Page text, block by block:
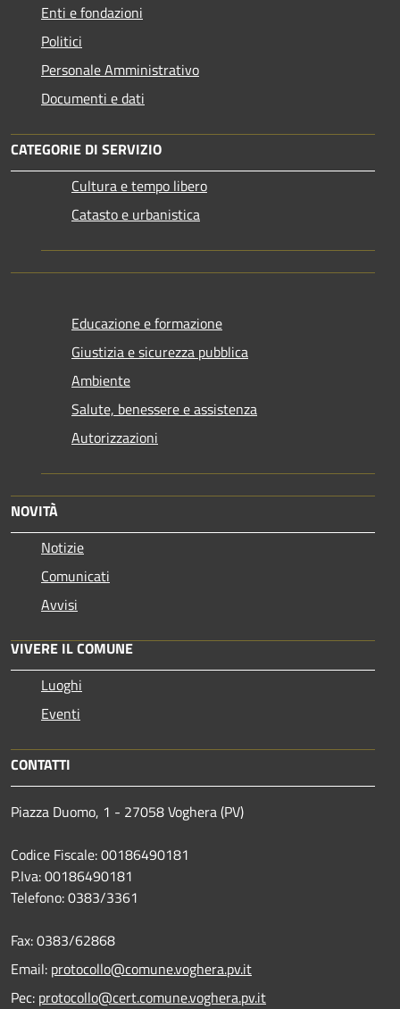
Enti e fondazioni
Politici
Personale Amministrativo
Documenti e dati
CATEGORIE DI SERVIZIO
Cultura e tempo libero
Catasto e urbanistica
Educazione e formazione
Giustizia e sicurezza pubblica
Ambiente
Salute, benessere e assistenza
Autorizzazioni
NOVITÀ
Notizie
Comunicati
Avvisi
VIVERE IL COMUNE
Luoghi
Eventi
CONTATTI
Piazza Duomo, 1 - 27058 Voghera (PV)
Codice Fiscale: 00186490181
P.Iva: 00186490181
Telefono:0383/3361
Fax:0383/62868
Email: protocollo@comune.voghera.pv.it
Pec: protocollo@cert.comune.voghera.pv.it